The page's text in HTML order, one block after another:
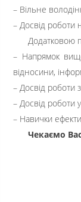
– Вільне
– Досвід роботи
Додатковою
– Напрямок
відносини,
– Досвід роботи
– Досвід роботи
– Навички
Чекаємо